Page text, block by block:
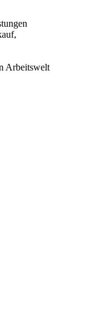
Arbeitswelt